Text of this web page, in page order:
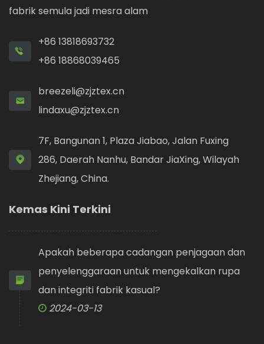
fabrik semula jadi mesra alam
+86 13818693732
+86 18868039465
breezeli@zjztex.cn
lindaxu@zjztex.cn
7F, Bangunan 1, Plaza Jiabao, Jalan Fuxing
286, Daerah Nanhu, Bandar JiaXing, Wilayah
Zhejiang, China.
Kemas Kini Terkini
Apakah beberapa cadangan penjagaan dan
penyelenggaraan untuk mengekalkan rupa
dan integriti fabrik kasual?
2024-03-13